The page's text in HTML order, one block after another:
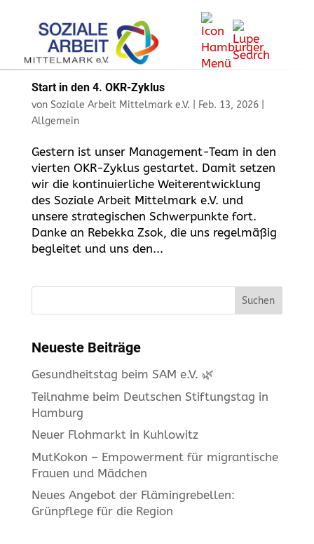
Start in den 4. OKR-Zyklus
von Soziale Arbeit Mittelmark e.V. Feb. 13, 2026|
Allgemein
Gestern ist unser Management-Team in den
vierten OKR-Zyklus gestartet. Damit setzen
wir die kontinuierliche Weiterentwicklung
des Soziale Arbeit Mittelmark e.V. und
unsere strategischen Schwerpunkte fort.
Danke an Rebekka Zsok, die uns regelmäßig
begleitet und uns den...
Suchen
Neueste Beiträge
Gesundheitstag beim SAM e.V. 🌿
Teilnahme beim Deutschen Stiftungstag in
Hamburg
Neuer Flohmarkt in Kuhlowitz
MutKokon – Empowerment für migrantische
Frauen und Mädchen
Neues Angebot der Flämingrebellen:
Grünpflege für die Region